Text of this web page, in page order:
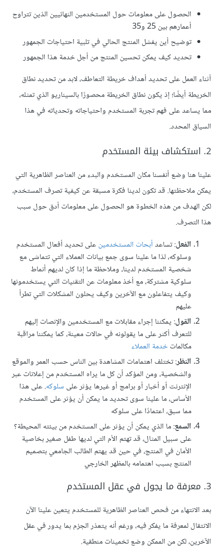
الحصول على معلومات حول المستخدمين النهائيين الذين تتراوح
أعمارهم بين 25 و35
توضيح أين يفشل المنتج الحالي في تلبية احتياجات الجمهور
تحديد كيف يمكن تحسين المنتج من أجل خدمة هذا الجمهور
أثناء العمل على تحديد أهداف خريطة التعاطف، لابد من تحديد نطاق
الخريطة أيضًا؛ إذ يكون نطاق الخريطة محصورًا بالسيناريو الذي تمثله،
مما يساعد على فهم تجربة المستخدم واحتياجاته وتحدياته في هذا
السياق المحدد.
2. استكشاف بيئة المستخدم
علينا هنا وضع أنفسنا مكان المستخدم والبدء من العناصر الظاهرية التي
يمكن ملاحظتها. قد تكون لدينا فكرة مسبقة عن كيفية تصرف المستخدم،
لكن الهدف من هذه الخطوة هو الحصول على معلومات أدق حول سبب
هذا التصرف.
الفعل: تساعدأبحاث المستخدمينعلى تحديد أفعال المستخدم
وسلوكه، لذا ما علينا سوى جمع بيانات العملاء التي تتماشى مع
شخصية المستخدم لدينا، وملاحظة ما إذا كان لديهم أنماط
سلوكية مشتركة، مع أخذ معلومات عن التقنيات التي يستخدمونها
وكيف يتفاعلون مع الآخرين وكيف يحلون المشكلات التي تطرأ
عليهم
القول: يمكننا إجراء مقابلات مع المستخدمين والإنصات إليهم
للتعرف أكثر على ما يقولونه في حالات معينة، كما يمكننا مراقبة
مكالماتخدمة العملاء
النظر: تختلف اهتمامات المشاهدة بين الناس حسب العمر والموقع
والشخصية، ومن المؤكد أن كل ما يراه المستخدم من إعلانات عبر
الإنترنت أو أخبار أو برامج أو غيرها يؤثر على سلوكه. على هذا
الأساس، ما علينا سوى تحديد ما يمكن أن يؤثر على المستخدم
مما سبق، اعتمادًا على سلوكه
السمع: ما الذي يمكن أن يؤثر على المستخدم من بيئته المحيطة؟
على سبيل المثال، قد تهتم الأم التي لديها طفل صغير بخاصية
الأمان في المنتج، في حين قد يهتم الطالب الجامعي بتصميم
المنتج بسبب اهتمامه بالمظهر الخارجي
3. معرفة ما يجول في عقل المستخدم
بعد الانتهاء من فحص العناصر الظاهرية للمستخدم يتعين علينا الآن
الانتقال لمعرفة ما يفكر فيه، ورغم أنه يتعذر الجزم بما يدور في عقل
الآخرين، لكن من الممكن وضع تخمينات منطقية.